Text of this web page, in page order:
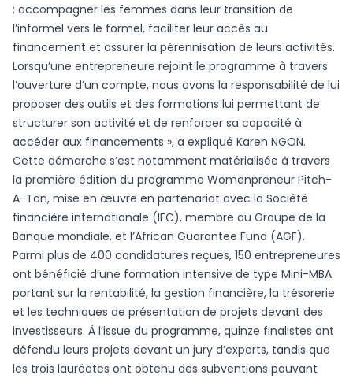
: accompagner les femmes dans leur transition de
l’informel vers le formel, faciliter leur accès au
financement et assurer la pérennisation de leurs activités.
Lorsqu’une entrepreneure rejoint le programme à travers
l’ouverture d’un compte, nous avons la responsabilité de lui
proposer des outils et des formations lui permettant de
structurer son activité et de renforcer sa capacité à
accéder aux financements », a expliqué Karen NGON.
Cette démarche s’est notamment matérialisée à travers
la première édition du programme Womenpreneur Pitch-
A-Ton, mise en œuvre en partenariat avec la Société
financière internationale (IFC), membre du Groupe de la
Banque mondiale, et l’African Guarantee Fund (AGF).
Parmi plus de 400 candidatures reçues, 150 entrepreneures
ont bénéficié d’une formation intensive de type Mini-MBA
portant sur la rentabilité, la gestion financière, la trésorerie
et les techniques de présentation de projets devant des
investisseurs. À l’issue du programme, quinze finalistes ont
défendu leurs projets devant un jury d’experts, tandis que
les trois lauréates ont obtenu des subventions pouvant